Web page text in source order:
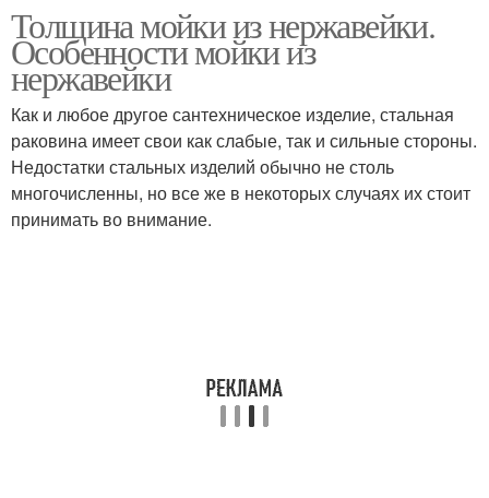
Толщина мойки из нержавейки.
Особенности мойки из
нержавейки
Как и любое другое сантехническое изделие, стальная
раковина имеет свои как слабые, так и сильные стороны.
Недостатки стальных изделий обычно не столь
многочисленны, но все же в некоторых случаях их стоит
принимать во внимание.